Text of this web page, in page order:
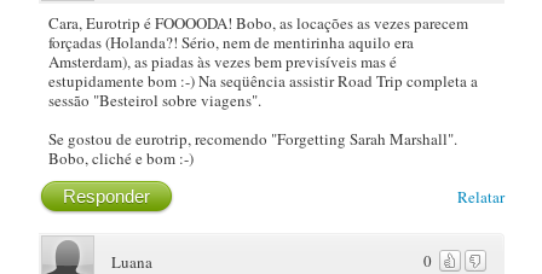
Cara, Eurotrip é FOOOODA! Bobo, as locações as vezes parecem
forçadas (Holanda?! Sério, nem de mentirinha aquilo era
Amsterdam), as piadas às vezes bem previsíveis mas é
estupidamente bom :-) Na seqüência assistir Road Trip completa a
sessão "Besteirol sobre viagens".
Se gostou de eurotrip, recomendo "Forgetting Sarah Marshall".
Bobo, cliché e bom :-)
Relatar
Responder
0
Luana